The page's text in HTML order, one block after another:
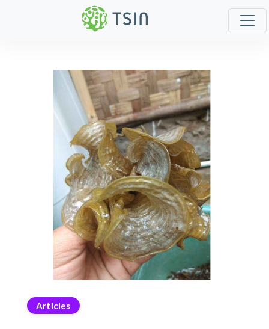
Articles